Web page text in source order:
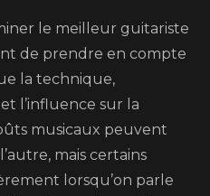
le meilleur guitariste
de prendre en compte
la technique,
l’influence sur la
musicaux peuvent
mais certains
lorsqu’on parle